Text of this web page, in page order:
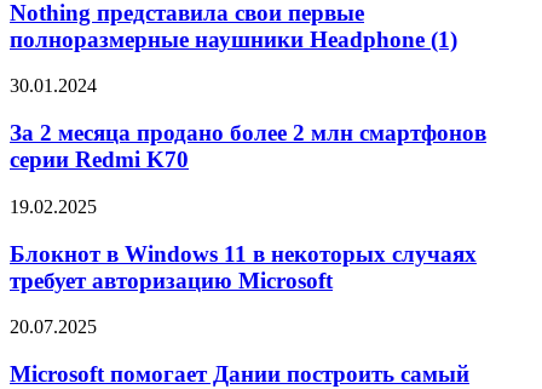
свои
первые
полноразмерные
Headphone
Nothing представила свои первые
полноразмерные наушники Headphone (1)
За
месяца
продано
более
млн
серии
Redmi
30.01.2024
За 2 месяца продано более 2 млн смартфонов
серии Redmi K70
Блокнот
Windows
11
в
случаях
авторизацию
19.02.2025
Блокнот в Windows 11 в некоторых случаях
требует авторизацию Microsoft
Microsoft
Дании
20.07.2025
Microsoft помогает Дании построить самый